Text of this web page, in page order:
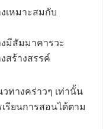
เหมาะสมกับ
มีสัมมาคารวะ
สร้างสรรค์
ทางคร่าวๆ เท่านั้น
รียนการสอนได้ตาม